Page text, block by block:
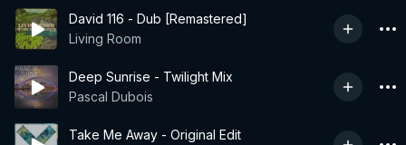
David 116 - Dub [Remastered]
Living Room
Deep Sunrise - Twilight Mix
Pascal Dubois
Take Me Away - Original Edit